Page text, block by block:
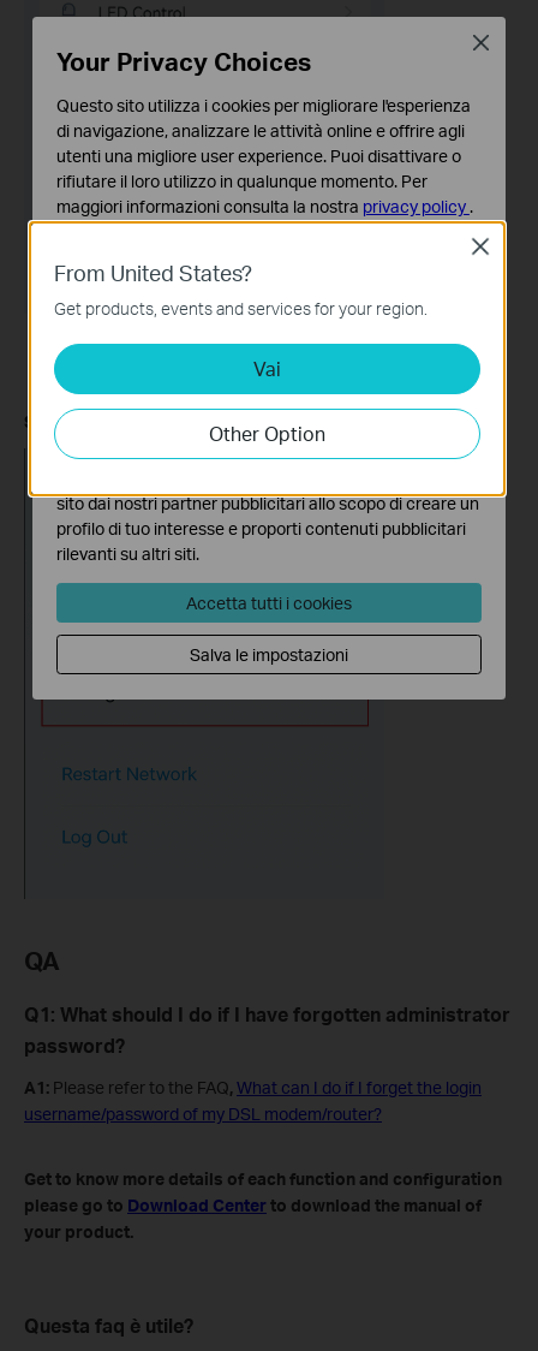
Step 4. to manage the login password.
QA
Q1: What should I do if I have forgotten administrator
password?
A1: Please refer to the FAQ,What can I do if I forget the login
username/password of my DSL modem/router?
Get to know more details of each function and configuration
please go to Download Center to download the manual of
your product.
Questa faq è utile?
From United States?
Get products, events and services for your region.
Vai
Other Option
Close
Your Privacy Choices
Questo sito utilizza i cookies per migliorare l'esperienza
di navigazione, analizzare le attività online e offrire agli
utenti una migliore user experience. Puoi disattivare o
rifiutare il loro utilizzo in qualunque momento. Per
maggiori informazioni consulta la nostra privacy policy .
Questi cookies sono necessari per il corretto
funzionamento del sito e non possono essere disattivati
nel tuo sistema.
Analytics e Marketing Cookies
I cookies analitici ci permettono di analizzare le tue
attività sul nostro sito allo scopo di migliorarne le
funzionalità.
sito dai nostri partner pubblicitari allo scopo di creare un
profilo di tuo interesse e proporti contenuti pubblicitari
rilevanti su altri siti.
Accetta tutti i cookies
Salva le impostazioni
Close